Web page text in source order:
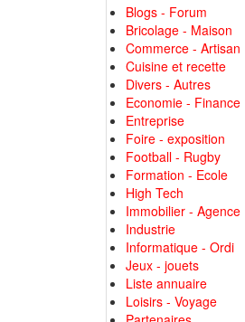
Blogs - Forum
Bricolage - Maison
Commerce - Artisan
Cuisine et recette
Divers - Autres
Economie - Finance
Entreprise
Foire - exposition
Football - Rugby
Formation - Ecole
High Tech
Immobilier - Agence
Industrie
Informatique - Ordi
Jeux - jouets
Liste annuaire
Loisirs - Voyage